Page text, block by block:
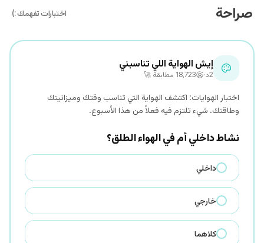
صراحة اختبارات تفهمك :)
إيش الهواية اللي تناسبني
2د · 18٬723 مطابقة 🚀
اختبار الهوايات: اكتشف الهواية التي تناسب وقتك وميزانيتك
وطاقتك. شيء تلتزم فيه فعلاً من هذا الأسبوع.
نشاط داخلي أم في الهواء الطلق؟
داخلي
خارجي
كلاهما